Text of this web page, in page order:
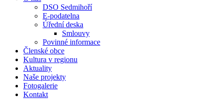
DSO Sedmihoří
E-podatelna
Úřední deska
Smlouvy
Povinné informace
Členské obce
Kultura v regionu
Aktuality
Naše projekty
Fotogalerie
Kontakt